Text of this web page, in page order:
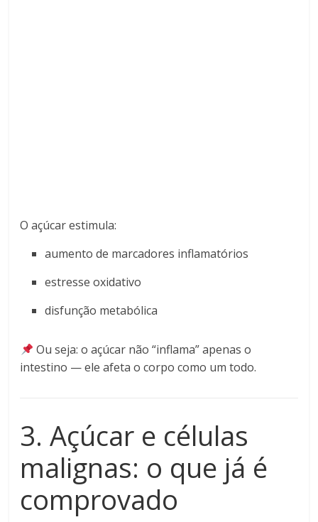
O açúcar estimula:
aumento de marcadores inflamatórios
estresse oxidativo
disfunção metabólica
Ou seja: o açúcar não “inflama” apenas o
intestino — ele afeta o corpo como um todo.
3. Açúcar e células
malignas: o que já é
comprovado